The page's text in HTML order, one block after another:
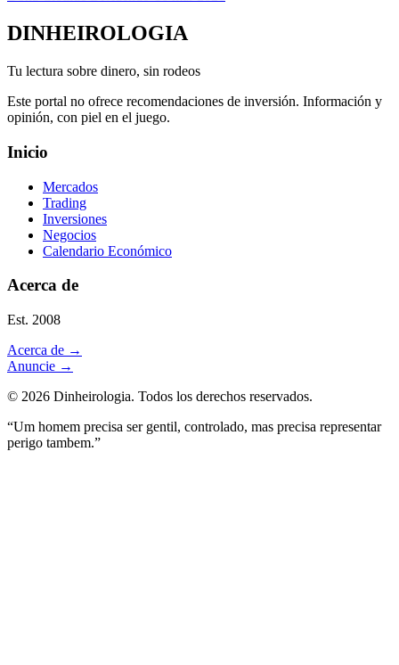
DINHEIROLOGIA
Tu lectura sobre dinero, sin rodeos
Este portal no ofrece recomendaciones de inversión. Información y
opinión, con piel en el juego.
Inicio
Mercados
Trading
Inversiones
Negocios
Calendario Económico
Acerca de
Est. 2008
Acerca de →
Anuncie →
© 2026 Dinheirologia. Todos los derechos reservados.
“Um homem precisa ser gentil, controlado, mas precisa representar
perigo tambem.”